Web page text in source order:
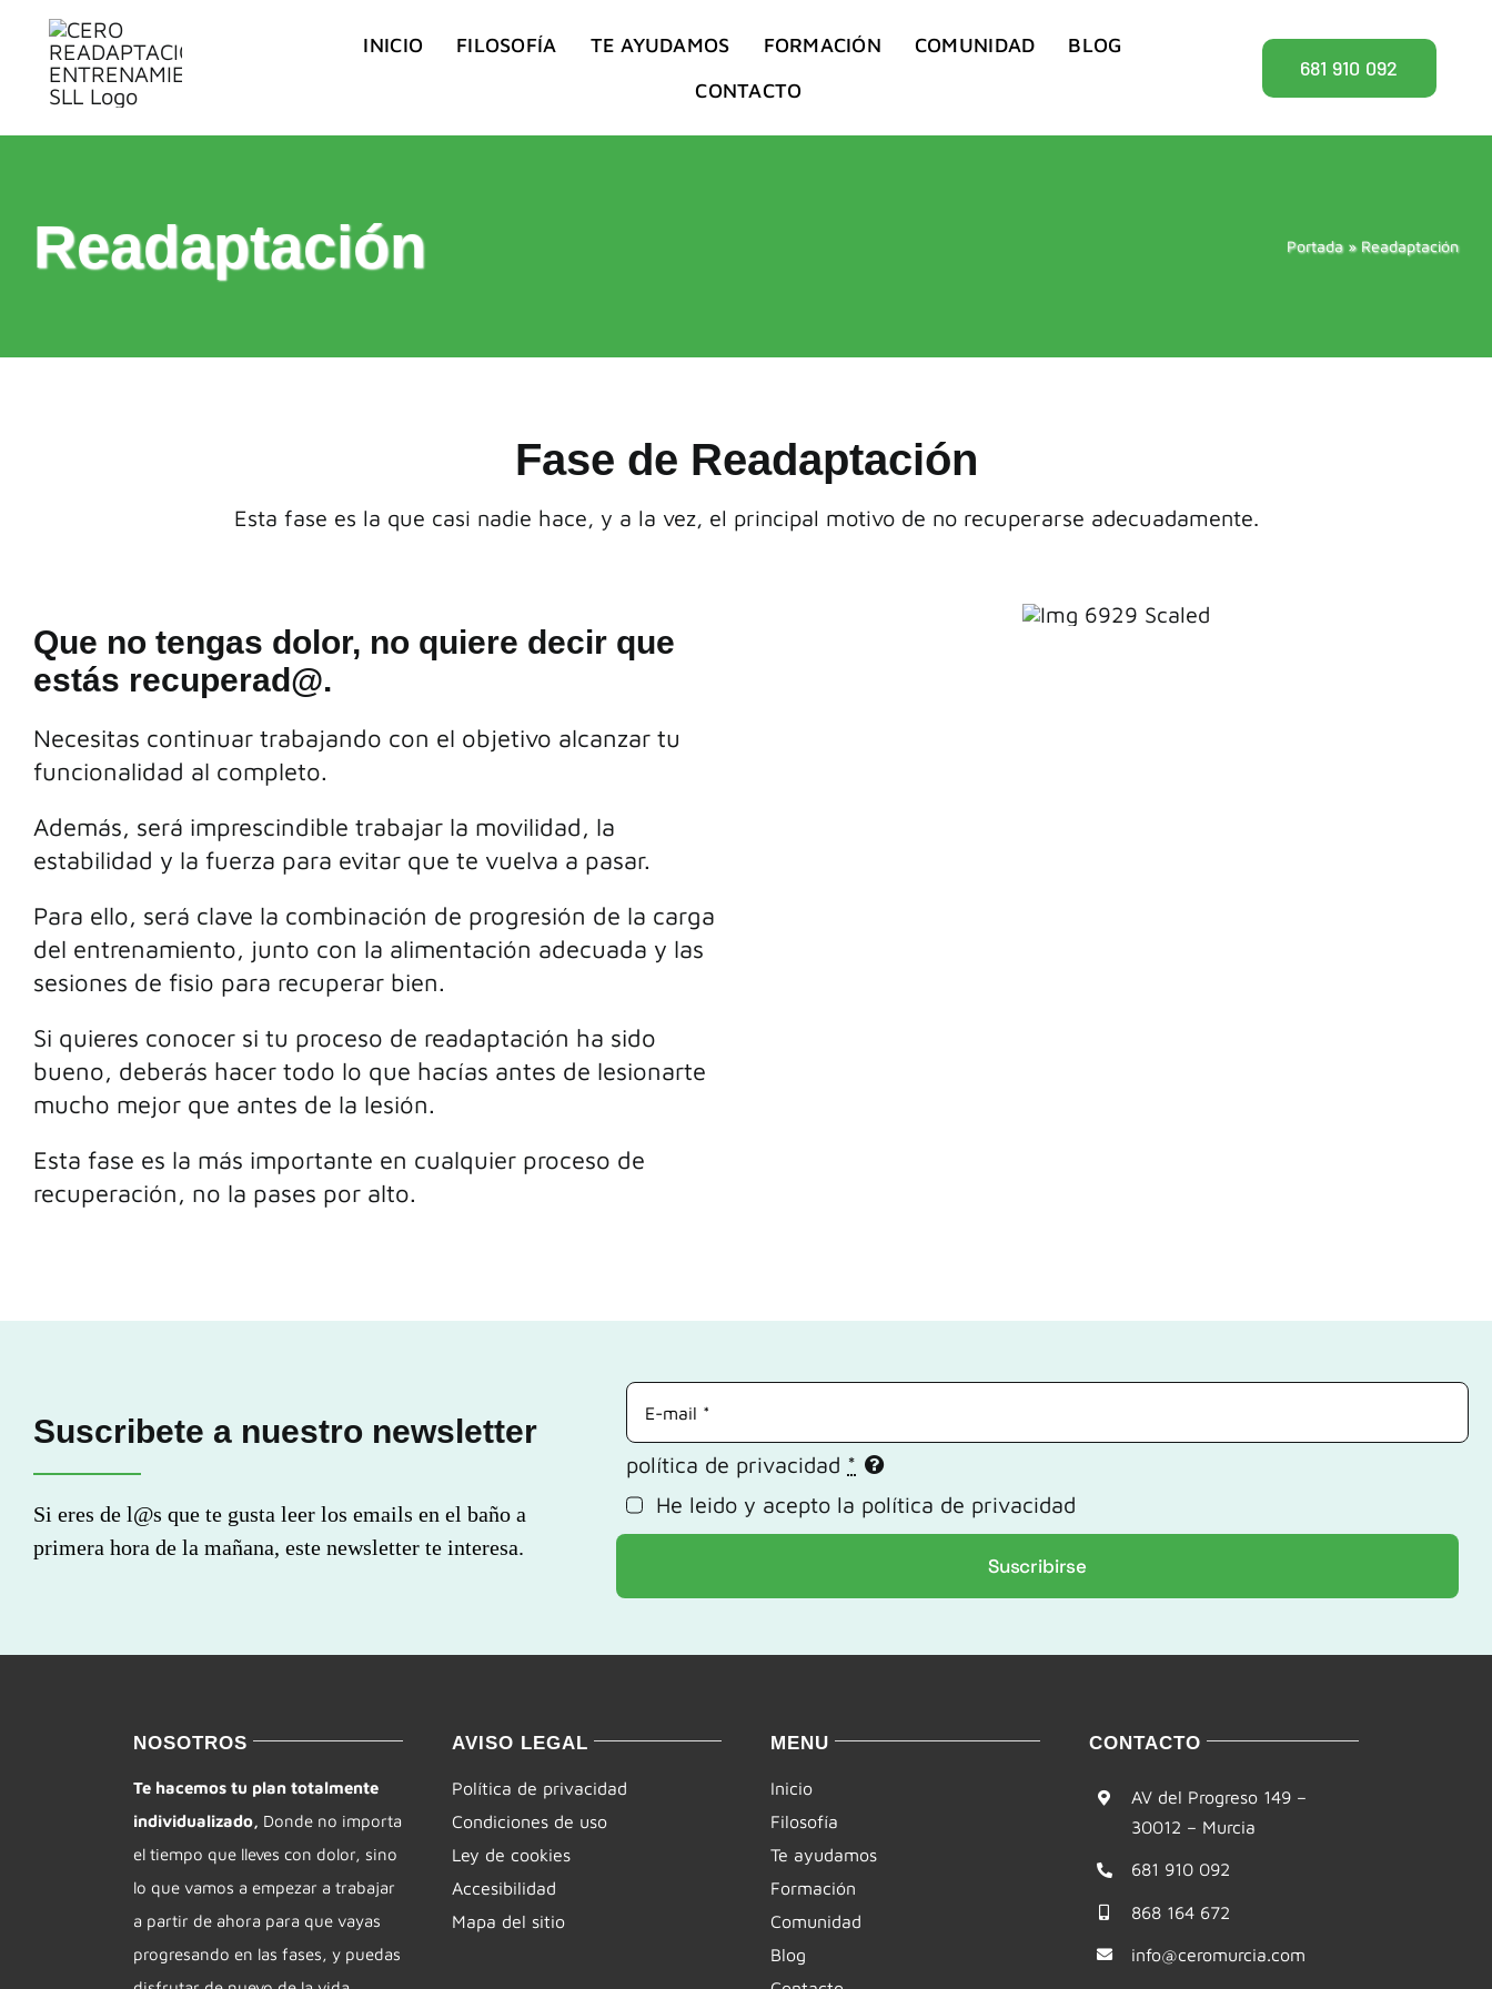
Saltar
contenido
INICIO FILOSOFÍA TE AYUDAMOS FORMACIÓN COMUNIDAD
BLOG
CONTACTO
681 910 092
Readaptación Portada» Readaptación
Fase de Readaptación
Esta fase es la que casi nadie hace, y a la vez, el principal motivo de no recuperarse adecuadamente.
Que no tengas dolor, no quiere decir que
estás recuperad@.
Necesitas continuar trabajando con el objetivo alcanzar tu
funcionalidad al completo.
Además, será imprescindible trabajar la movilidad, la
estabilidad y la fuerza para evitar que te vuelva a pasar.
Para ello, será clave la combinación de progresión de la carga
del entrenamiento, junto con la alimentación adecuada y las
sesiones de fisio para recuperar bien.
Si quieres conocer si tu proceso de readaptación ha sido
bueno, deberás hacer todo lo que hacías antes de lesionarte
mucho mejor que antes de la lesión.
Esta fase es la más importante en cualquier proceso de
recuperación, no la pases por alto.
Suscribete a nuestro newsletter
Si eres de l@s que te gusta leer los emails en el baño a
primera hora de la mañana, este newsletter te interesa.
política de privacidad *
He leido y acepto la política de privacidad
Suscribirse
NOSOTROS
Te hacemos tu plan totalmente
individualizado, Donde no importa
el tiempo que lleves con dolor, sino
lo que vamos a empezar a trabajar
a partir de ahora para que vayas
progresando en las fases, y puedas
AVISO LEGAL
Política de privacidad
Condiciones de uso
Ley de cookies
Accesibilidad
Mapa del sitio
MENU
Inicio
Filosofía
Te ayudamos
Formación
Comunidad
Blog
CONTACTO
AV del Progreso 149 –
30012 – Murcia
681 910 092
868 164 672
info@ceromurcia.com